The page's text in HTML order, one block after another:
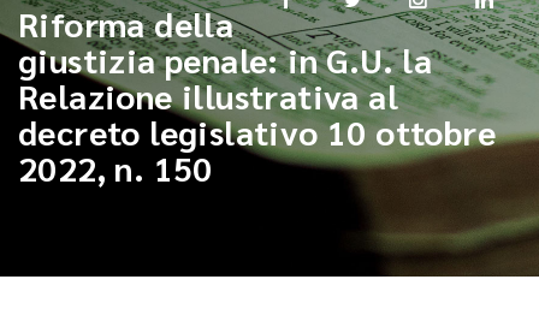
Riforma della
giustizia penale: in G.U. la
Relazione illustrativa al
decreto legislativo 10 ottobre
2022, n. 150